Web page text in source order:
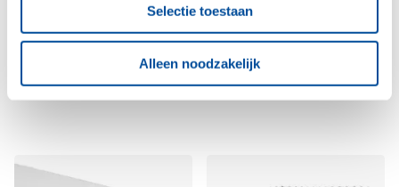
Selectie toestaan
Alleen noodzakelijk
Ø102mm L=3 m
mm 20 stuks